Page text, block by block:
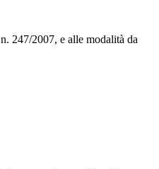
247/2007, e alle modalità da